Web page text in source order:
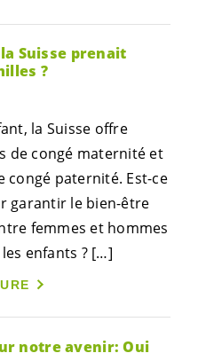
Suisse prenait
?
la Suisse offre
de congé maternité et
congé paternité. Est-ce
garantir le bien-être
femmes et hommes
enfants ? […]
notre avenir: Oui